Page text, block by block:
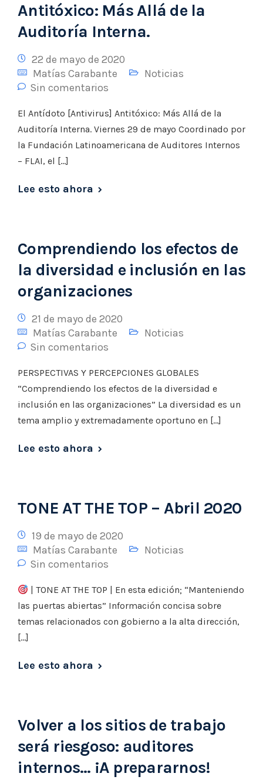
Antitóxico: Más Allá de la
Auditoría Interna.
22 de mayo de 2020
Matías Carabante
Noticias
Sin comentarios
El Antídoto [Antivirus] Antitóxico: Más Allá de la
Auditoría Interna. Viernes 29 de mayo Coordinado por
la Fundación Latinoamericana de Auditores Internos
– FLAI, el […]
Lee esto ahora
Comprendiendo los efectos de
la diversidad e inclusión en las
organizaciones
21 de mayo de 2020
Matías Carabante
Noticias
Sin comentarios
PERSPECTIVAS Y PERCEPCIONES GLOBALES
“Comprendiendo los efectos de la diversidad e
inclusión en las organizaciones” La diversidad es un
tema amplio y extremadamente oportuno en […]
Lee esto ahora
TONE AT THE TOP – Abril 2020
19 de mayo de 2020
Matías Carabante
Noticias
Sin comentarios
| TONE AT THE TOP | En esta edición; “Manteniendo
las puertas abiertas” Información concisa sobre
temas relacionados con gobierno a la alta dirección,
[…]
Lee esto ahora
​Volver a los sitios de trabajo
será riesgoso: auditores
internos… ¡A prepararnos!